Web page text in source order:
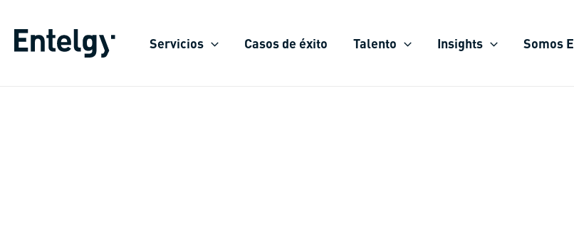
contenido
Servicios Casos de éxito Talento Insights Somos